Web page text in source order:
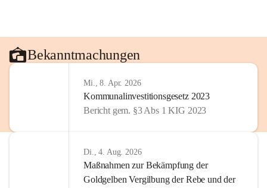
Bekanntmachungen
Mi., 8. Apr. 2026
Kommunalinvestitionsgesetz 2023
Bericht gem. §3 Abs 1 KIG 2023
Di., 4. Aug. 2026
Maßnahmen zur Bekämpfung der
Goldgelben Vergilbung der Rebe und der